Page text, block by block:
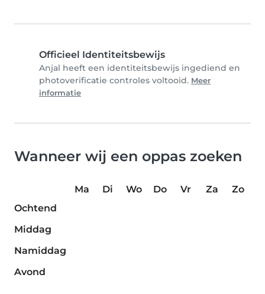
Officieel Identiteitsbewijs
Anjal heeft een identiteitsbewijs ingediend en
photoverificatie controles voltooid. Meer
informatie
Wanneer wij een oppas zoeken
Ma Di Wo Do Vr Za
Zo
Ochtend
Middag
Namiddag
Avond